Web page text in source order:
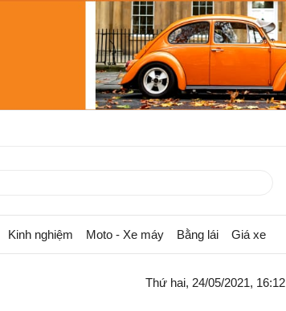
Kinh nghiệm Moto - Xe máy Bằng lái Giá xe
Thứ hai, 24/05/2021, 16:12